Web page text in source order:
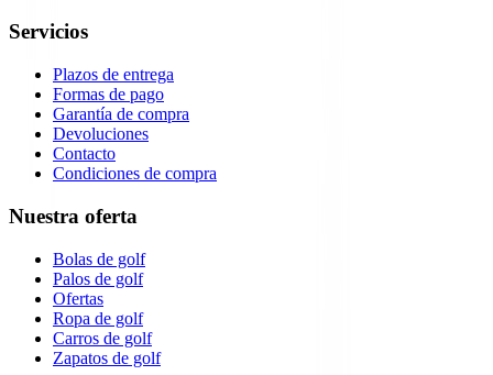
Servicios
Plazos de entrega
Formas de pago
Garantía de compra
Devoluciones
Contacto
Condiciones de compra
Nuestra oferta
Bolas de golf
Palos de golf
Ofertas
Ropa de golf
Carros de golf
Zapatos de golf